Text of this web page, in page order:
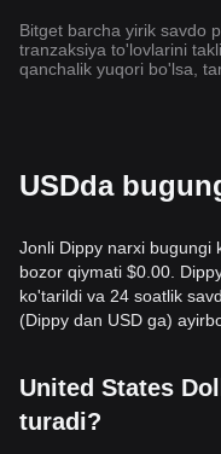
Bitget barcha yirik savdo
tranzaksiya to'lovlarini
qanchalik yuqori bo'lsa,
USDda
Jonli Dippy narxi bugungi
bozor qiymati $0.00.
ko'tarildi va 24 soatlik
(Dippy dan USD ga)
United States
turadi?